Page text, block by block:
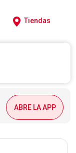
Tiendas
ABRE LA APP